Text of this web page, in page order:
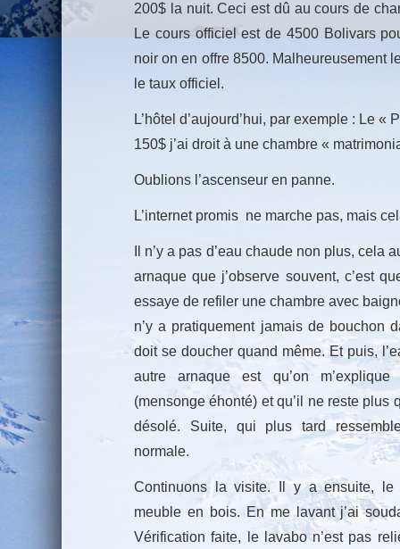
200$ la nuit. Ceci est dû au cours de
Le cours officiel est de 4500 Bolivars
noir on en offre 8500. Malheureusement
le taux officiel.
L’hôtel d’aujourd’hui, par exemple : Le
150$ j’ai droit à une chambre «
Oublions l’ascenseur en panne.
L’internet promis ne marche pas, mais
Il n’y a pas d’eau chaude non plus, cela
arnaque que j’observe souvent, c’est
essaye de refiler une chambre avec
n’y a pratiquement jamais de bouchon
doit se doucher quand même. Et puis,
autre arnaque est qu’on
(mensonge éhonté) et qu’il ne reste plus
désolé. Suite, qui plus tard
normale.
Continuons la visite. Il y a ensuite, le
meuble en bois. En me lavant j’ai
Vérification faite, le lavabo n’est pas